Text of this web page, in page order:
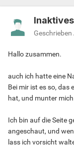
Geschrieben
Hallo zusammen.
auch ich hatte eine
Bei mir ist es so, das
hat, und munter
Ich bin auf die Seite
angeschaut, und
lass ich vorsicht